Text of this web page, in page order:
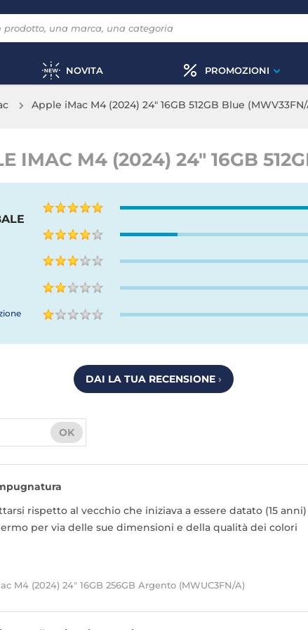
NOVITA PROMOZIONI
Apple iMac M4 (2024) 24" 16GB 512GB Blue (MWV33FN/
IMAC M4 (2024) 24" 16GB
DAI LA TUA RECENSIONE ›
OK
rispetto al vecchio che iniziava a essere datato (15 anni)
per via delle sue dimensioni e della qualità dei colori
M4 (2024) 24" 16GB 256GB Argento (MWUC3FN/A)